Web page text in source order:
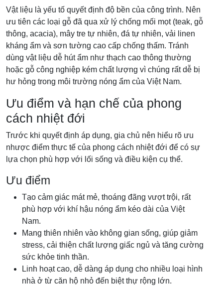
Vật liệu là yếu tố quyết định độ bền của công trình. Nên
ưu tiên các loại gỗ đã qua xử lý chống mối mọt (teak, gỗ
thông, acacia), mây tre tự nhiên, đá tự nhiên, vải linen
kháng ẩm và sơn tường cao cấp chống thấm. Tránh
dùng vật liệu dễ hút ẩm như thạch cao thông thường
hoặc gỗ công nghiệp kém chất lượng vì chúng rất dễ bị
hư hỏng trong môi trường nóng ẩm của Việt Nam.
Ưu điểm và hạn chế của phong
cách nhiệt đới
Trước khi quyết định áp dụng, gia chủ nên hiểu rõ ưu
nhược điểm thực tế của phong cách nhiệt đới để có sự
lựa chọn phù hợp với lối sống và điều kiện cụ thể.
Ưu điểm
Tạo cảm giác mát mẻ, thoáng đãng vượt trội, rất
phù hợp với khí hậu nóng ẩm kéo dài của Việt
Nam.
Mang thiên nhiên vào không gian sống, giúp giảm
stress, cải thiện chất lượng giấc ngủ và tăng cường
sức khỏe tinh thần.
Linh hoạt cao, dễ dàng áp dụng cho nhiều loại hình
nhà ở từ căn hộ nhỏ đến biệt thự rộng lớn.